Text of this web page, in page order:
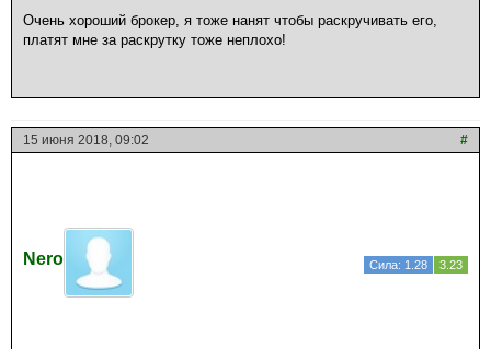
Очень хороший брокер, я тоже нанят чтобы раскручивать его,
платят мне за раскрутку тоже неплохо!
15 июня 2018, 09:02 #
Nero Сила: 1.28 3.23